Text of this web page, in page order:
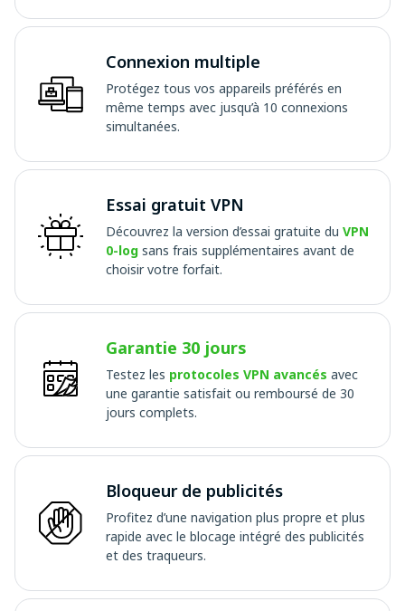
Connexion multiple
Protégez tous vos appareils préférés en
même temps avec jusqu’à 10 connexions
simultanées.
Essai gratuit VPN
Découvrez la version d’essai gratuite du VPN
0-log sans frais supplémentaires avant de
choisir votre forfait.
Garantie 30 jours
Testez les protocoles VPN avancés avec
une garantie satisfait ou remboursé de 30
jours complets.
Bloqueur de publicités
Profitez d’une navigation plus propre et plus
rapide avec le blocage intégré des publicités
et des traqueurs.